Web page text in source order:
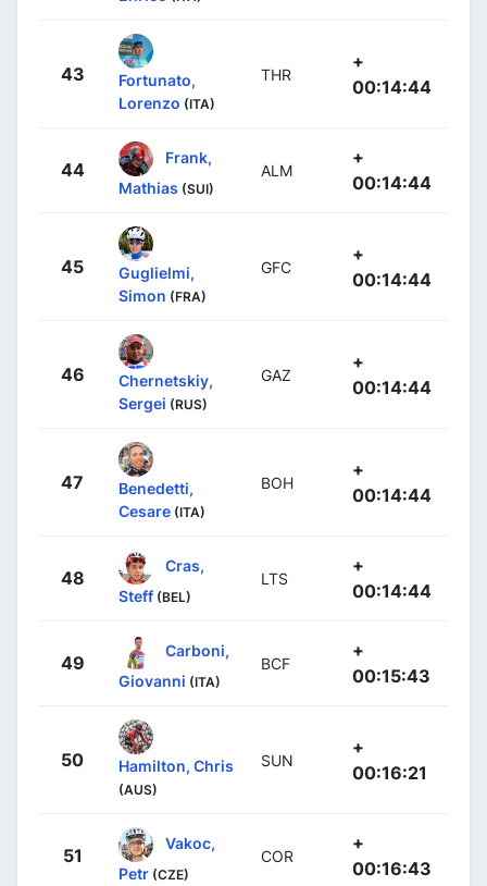
43
Fortunato,
Lorenzo (ITA)
THR
+
00:14:44
44
Frank,
Mathias (SUI)
ALM
+
00:14:44
45
Guglielmi,
Simon (FRA)
GFC
+
00:14:44
46
Chernetskiy,
Sergei (RUS)
GAZ
+
00:14:44
47
Benedetti,
Cesare (ITA)
BOH
+
00:14:44
48
Cras,
Steff (BEL)
LTS
+
00:14:44
49
Carboni,
Giovanni (ITA)
BCF
+
00:15:43
50 Hamilton, Chris
(AUS)
SUN
+
00:16:21
51
Vakoc,
Petr (CZE)
COR
+
00:16:43